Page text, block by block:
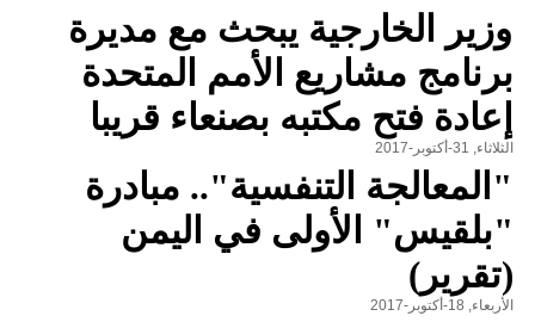
وزير الخارجية يبحث مع مديرة
برنامج مشاريع الأمم المتحدة
إعادة فتح مكتبه بصنعاء قريبا
الثلاثاء, 31-أكتوبر-2017
"المعالجة التنفسية".. مبادرة
"بلقيس" الأولى في اليمن
(تقرير)
الأربعاء, 18-أكتوبر-2017